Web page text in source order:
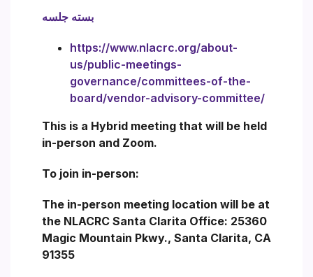
بسته جلسه
https://www.nlacrc.org/about-
us/public-meetings-
governance/committees-of-the-
board/vendor-advisory-committee/
This is a Hybrid meeting that will be held
in-person and Zoom.
To join in-person:
The in-person meeting location will be at
the NLACRC Santa Clarita Office: 25360
Magic Mountain Pkwy., Santa Clarita, CA
91355